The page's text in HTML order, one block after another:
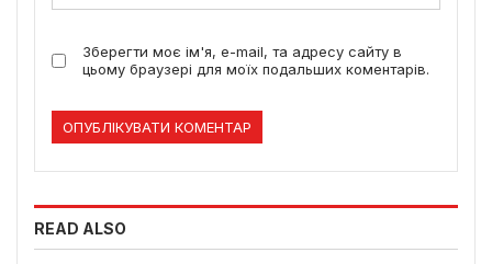
Зберегти моє ім'я, e-mail, та адресу сайту в
цьому браузері для моїх подальших коментарів.
READ ALSO